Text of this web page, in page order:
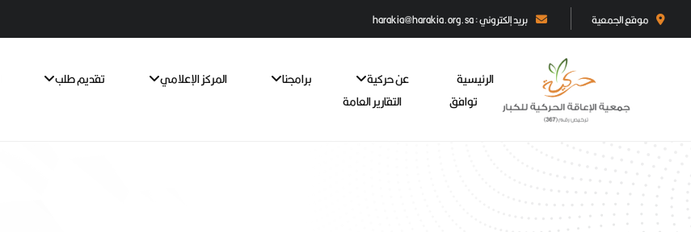
موقع الجمعية بريد إلكتروني : harakia@harakia.org.sa
الرئيسية عن حركية برامجنا المركز الإعلامي تقديم طلب
توافق
التقارير العامة